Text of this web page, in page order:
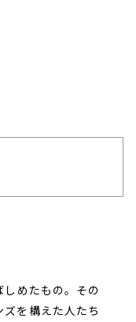
めたもの。その
を構えた人たち